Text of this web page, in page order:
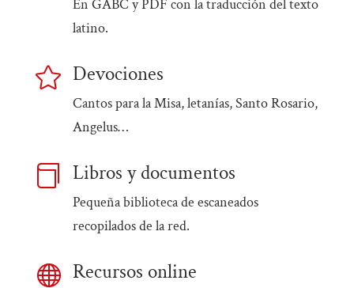
En GABC y PDF con la traducción del texto
latino.
 Devociones
Cantos para la Misa, letanías, Santo Rosario,
Angelus…
 Libros y documentos
Pequeña biblioteca de escaneados
recopilados de la red.
 Recursos online